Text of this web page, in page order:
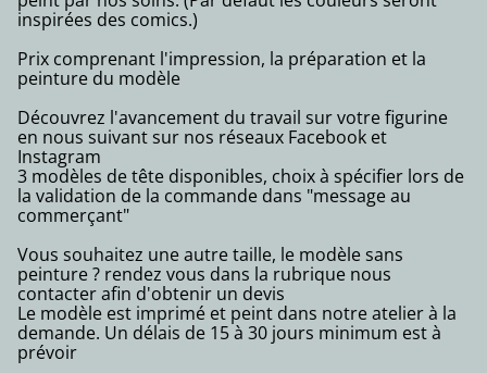
inspirées des comics.)
Prix comprenant l'impression, la préparation et la
peinture du modèle
Découvrez l'avancement du travail sur votre figurine
en nous suivant sur nos réseaux Facebook et
Instagram
3 modèles de tête disponibles, choix à spécifier lors de
la validation de la commande dans "message au
commerçant"
Vous souhaitez une autre taille, le modèle sans
peinture ? rendez vous dans la rubrique nous
contacter afin d'obtenir un devis
Le modèle est imprimé et peint dans notre atelier à la
demande. Un délais de 15 à 30 jours minimum est à
prévoir